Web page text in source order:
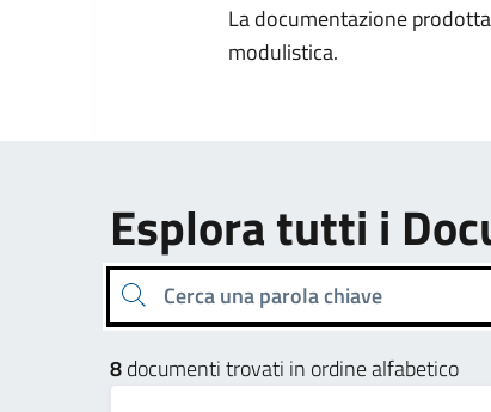
La documentazione
modulistica.
Esplora tutti i
Cerca una parola chiave
8documenti trovati in ordine alfabetico